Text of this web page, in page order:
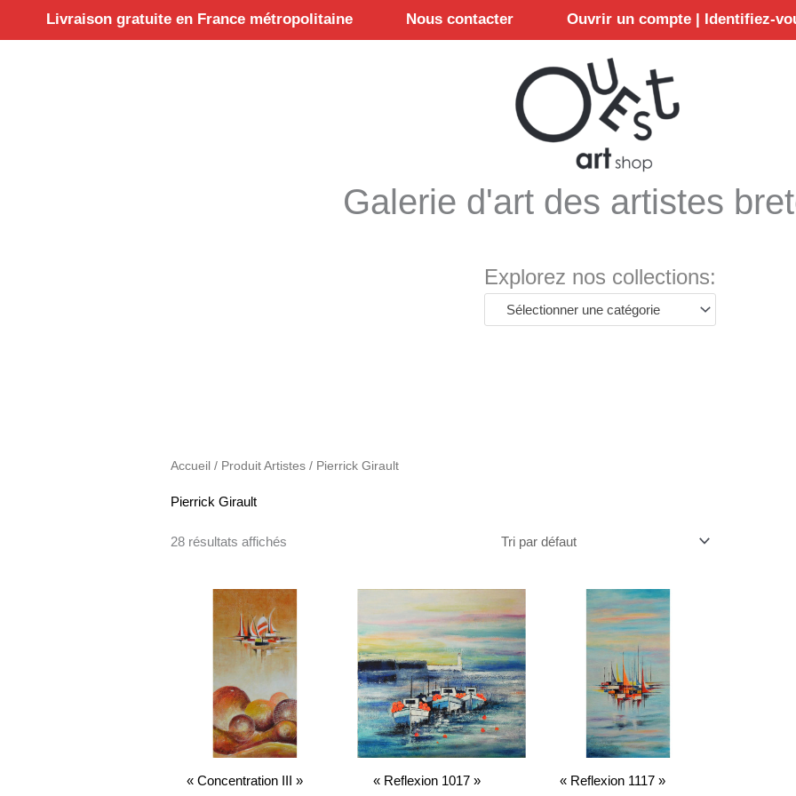
Livraison gratuite en France métropolitaine Nous contacter Ouvrir un compte | Identifiez-
Galerie d'art des artistes
Explorez nos collections:
Sélectionner une catégorie
Accueil / Produit Artistes / Pierrick Girault
Pierrick Girault
28 résultats affichés
« Concentration III » « Reflexion 1017 » « Reflexion 1117 »